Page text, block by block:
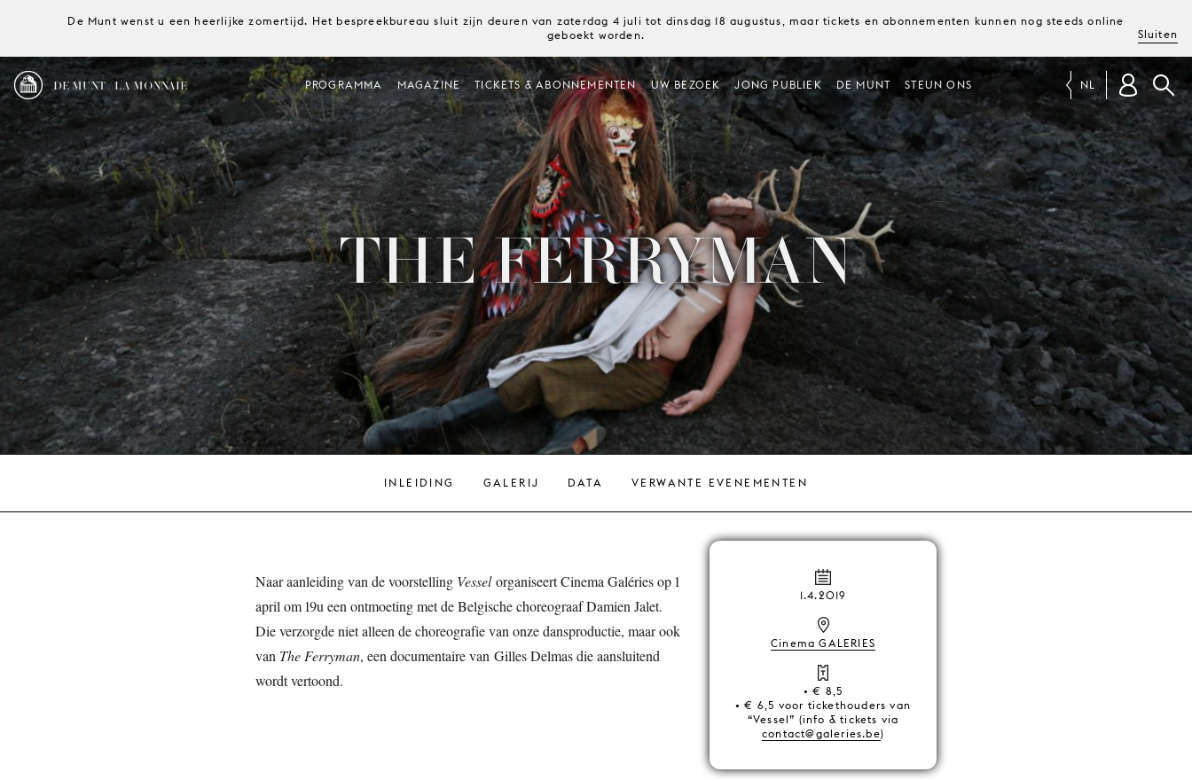
De Munt wenst u een heerlijke zomertijd. Het bespreekbureau sluit zijn deuren van zaterdag 4 juli tot dinsdag 18 augustus, maar tickets en abonnementen kunnen nog steeds online
geboekt worden.
Sluiten
DE MUNT / LA MONNAIE PROGRAMMA MAGAZINE TICKETS & ABONNEMENTEN UW BEZOEK JONG PUBLIEK DE MUNT STEUN ONS NL
THE FERRYMAN
INLEIDING GALERIJ DATA VERWANTE EVENEMENTEN
Naar aanleiding van de voorstelling Vesselorganiseert Cinema Galéries op 1
april om 19u een ontmoeting met de Belgische choreograaf Damien Jalet.
Die verzorgde niet alleen de choreografie van onze dansproductie, maar ook
van The Ferryman, een documentaire van Gilles Delmas die aansluitend
wordt vertoond.
1.4.2019
Cinema GALERIES
• € 8,5
• € 6,5 voor tickethouders van
“Vessel” (info & tickets via
contact@galeries.be)